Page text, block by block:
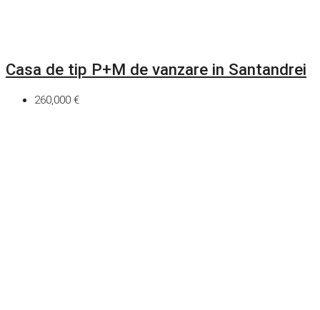
Casa de tip P+M de vanzare in Santandrei
260,000 €